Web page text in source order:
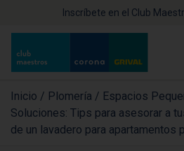
Inscríbete en el Club
Inicio / Plomería / Espacios
Soluciones: Tips para asesorar a
de un lavadero para apartamentos